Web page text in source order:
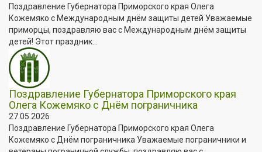
Поздравление Губернатора Приморского края Олега
Кожемяко с Международным днём защиты детей Уважаемые
приморцы, поздравляю вас с Международным днём защиты
детей! Этот праздник...
Поздравление Губернатора Приморского края
Олега Кожемяко с Днём пограничника
27.05.2026
Поздравление Губернатора Приморского края Олега
Кожемяко с Днём пограничника Уважаемые пограничники и